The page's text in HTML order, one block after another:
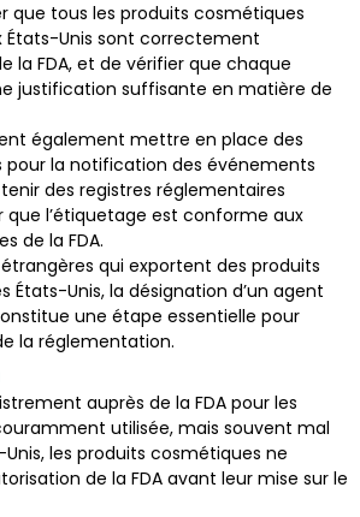
que tous les produits cosmétiques
États-Unis sont correctement
la FDA, et de vérifier que chaque
justification suffisante en matière de
également mettre en place des
pour la notification des événements
des registres réglementaires
que l’étiquetage est conforme aux
de la FDA.
qui exportent des produits
États-Unis, la désignation d’un agent
une étape essentielle pour
la réglementation.
auprès de la FDA pour les
utilisée, mais souvent mal
les produits cosmétiques ne
de la FDA avant leur mise sur le